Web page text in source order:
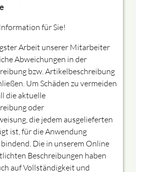
für Sie!
Arbeit unserer Mitarbeiter
Abweichungen in der
bzw. Artikelbeschreibung
Um Schäden zu vermeiden
die aktuelle
oder
die jedem ausgelieferten
ist, für die Anwendung
Die in unserem Online
Beschreibungen haben
auf Vollständigkeit und